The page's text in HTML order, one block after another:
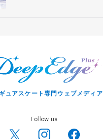
ュアスケート専門ウェブメディア
Follow us